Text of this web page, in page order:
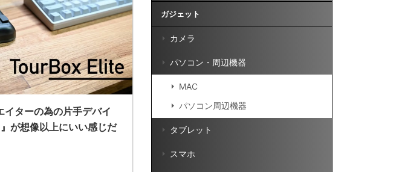
イターの為の片手デバイ
が想像以上にいい感じだ
ガジェット
カメラ
パソコン・周辺機器
MAC
パソコン周辺機器
タブレット
スマホ